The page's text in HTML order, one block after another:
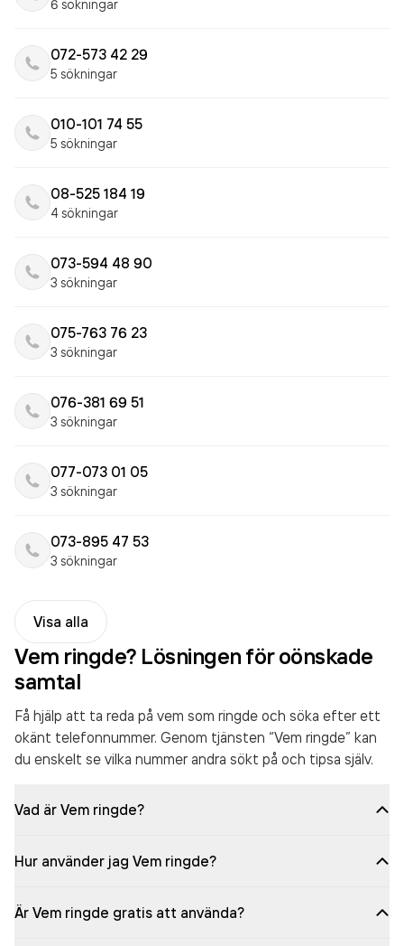
6 sökningar
072-573 42 29
5 sökningar
010-101 74 55
5 sökningar
08-525 184 19
4 sökningar
073-594 48 90
3 sökningar
075-763 76 23
3 sökningar
076-381 69 51
3 sökningar
077-073 01 05
3 sökningar
073-895 47 53
3 sökningar
Visa alla
Vem ringde? Lösningen för oönskade
samtal
Få hjälp att ta reda på vem som ringde och söka efter ett
okänt telefonnummer. Genom tjänsten “Vem ringde” kan
du enskelt se vilka nummer andra sökt på och tipsa själv.
Vad är Vem ringde?
Hur använder jag Vem ringde?
Är Vem ringde gratis att använda?